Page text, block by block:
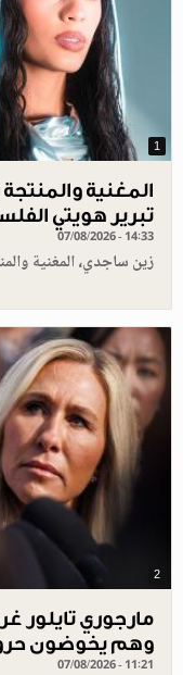
1
المغنية
تبرير هويتي
07/08/2026 - 14:33
زين ساجدي، المغنية
2
مارجوري تايلور
وهم يخوضون
07/08/2026 - 11:21